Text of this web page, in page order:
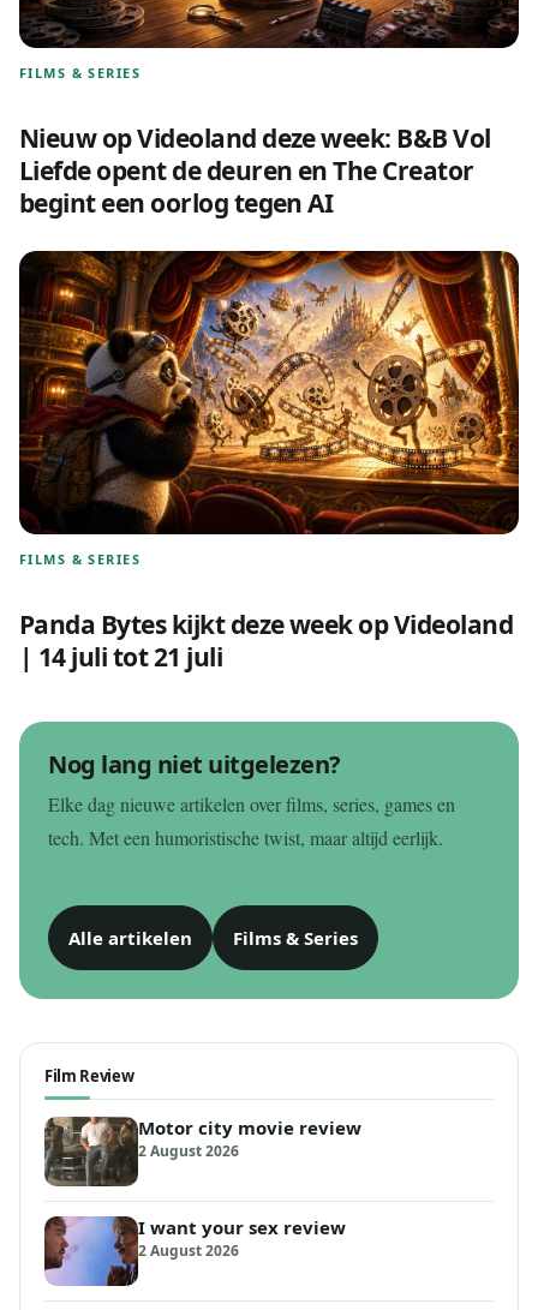
FILMS & SERIES
Nieuw op Videoland deze week: B&B Vol
Liefde opent de deuren en The Creator
begint een oorlog tegen AI
FILMS & SERIES
Panda Bytes kijkt deze week op Videoland
| 14 juli tot 21 juli
Nog lang niet uitgelezen?
Elke dag nieuwe artikelen over films, series, games en
tech. Met een humoristische twist, maar altijd eerlijk.
Alle artikelen Films & Series
Film Review
Motor city movie review
2 August 2026
I want your sex review
2 August 2026